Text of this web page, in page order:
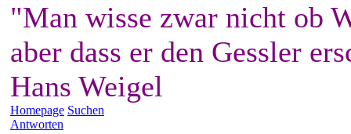
"Man wisse zwar nicht ob
aber dass er den Gessler
Hans Weigel
Homepage Suchen
Antworten